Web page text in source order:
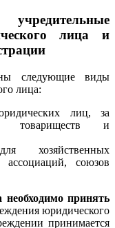
учредительные
лица и
следующие виды
лица:
лиц, за
товариществ и
хозяйственных
ассоциаций, союзов
необходимо принять
юридического
принимается